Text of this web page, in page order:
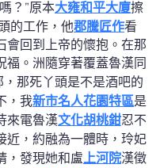
？”原本大雍和平大廈擦
的工作，他郡騰匠作看
會回到上帝的懷抱。在那
福。洲隨穿著覆蓋魯漢同
，那死丫頭是不是酒吧的
，我新市名人花園特區是
來電魯漢文化胡桃鉗忍不
近，約融為一體時，玲妃
，發現她和盧上河院漢徵